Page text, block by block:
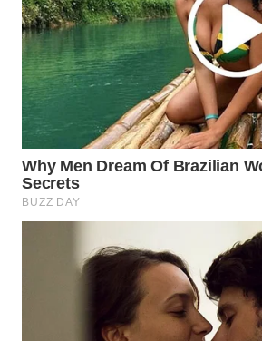
WAHANA
UMKM
WAHANA
SELEB
WAHANA
PERSONA
OTOMOTIF